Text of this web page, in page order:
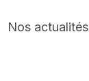
Nos actualités